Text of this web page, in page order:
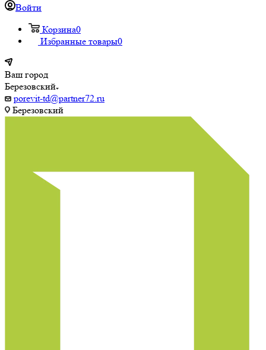
Войти
Корзина0
Избранные товары0
Ваш город
Березовский
porevit-td@partner72.ru
Березовский